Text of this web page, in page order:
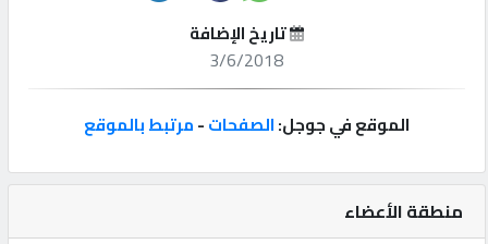
إعلانات
المنتدى
منطقة الأعضاء
تاريخ الإضافة
3/6/2018
الموقع في جوجل:الصفحات-مرتبط بالموقع